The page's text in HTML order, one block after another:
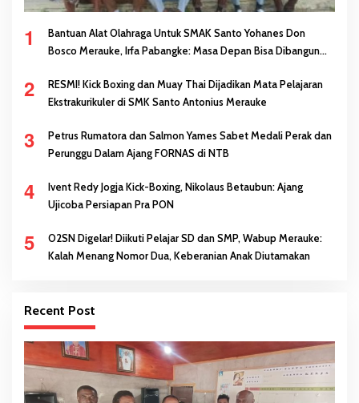
1
Bantuan Alat Olahraga Untuk SMAK Santo Yohanes Don
Bosco Merauke, Irfa Pabangke: Masa Depan Bisa Dibangun
2
RESMI! Kick Boxing dan Muay Thai Dijadikan Mata Pelajaran
Ekstrakurikuler di SMK Santo Antonius Merauke
3
Petrus Rumatora dan Salmon Yames Sabet Medali Perak dan
Perunggu Dalam Ajang FORNAS di NTB
4
Ivent Redy Jogja Kick-Boxing, Nikolaus Betaubun: Ajang
Ujicoba Persiapan Pra PON
5
O2SN Digelar! Diikuti Pelajar SD dan SMP, Wabup Merauke:
Kalah Menang Nomor Dua, Keberanian Anak Diutamakan
Recent Post